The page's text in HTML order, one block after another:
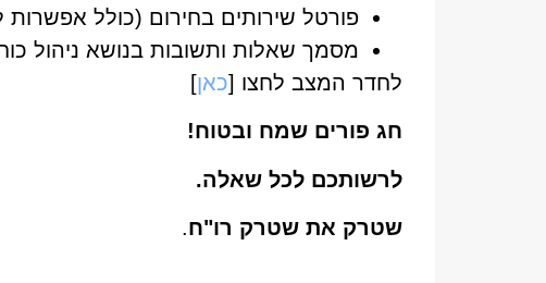
פורטל שירותים בחירום (כולל אפשרות
מסמך שאלות ותשובות בנושא ניהול
לחדר המצב לחצו [כאן]
חג פורים שמח ובטוח!
לרשותכם לכל שאלה.
שטרק את שטרק רו"ח.